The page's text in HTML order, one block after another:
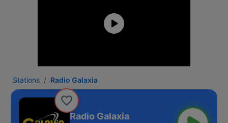
Stations Radio Galaxia
Radio Galaxia